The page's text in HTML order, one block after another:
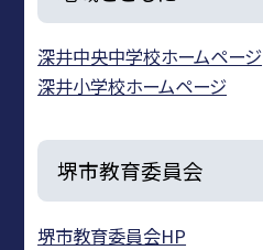
深井中央中学校ホームページ
深井小学校ホームページ
堺市教育委員会
堺市教育委員会HP